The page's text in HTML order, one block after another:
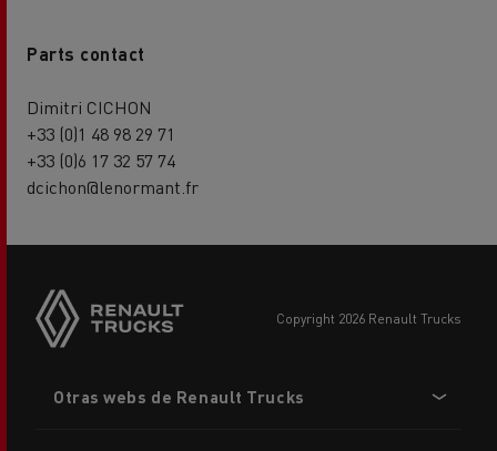
Parts contact
Dimitri CICHON
+33 (0)1 48 98 29 71
+33 (0)6 17 32 57 74
dcichon@lenormant.fr
copyright 2026 Renault Trucks
menu
Otras webs de Renault Trucks